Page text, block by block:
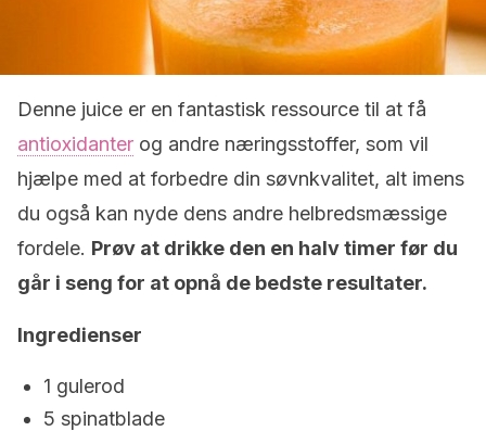
Denne juice er en fantastisk ressource til at få
antioxidanter og andre næringsstoffer, som vil
hjælpe med at forbedre din søvnkvalitet, alt imens
du også kan nyde dens andre helbredsmæssige
fordele. Prøv at drikke den en halv timer før du
går i seng for at opnå de bedste resultater.
Ingredienser
1 gulerod
5 spinatblade